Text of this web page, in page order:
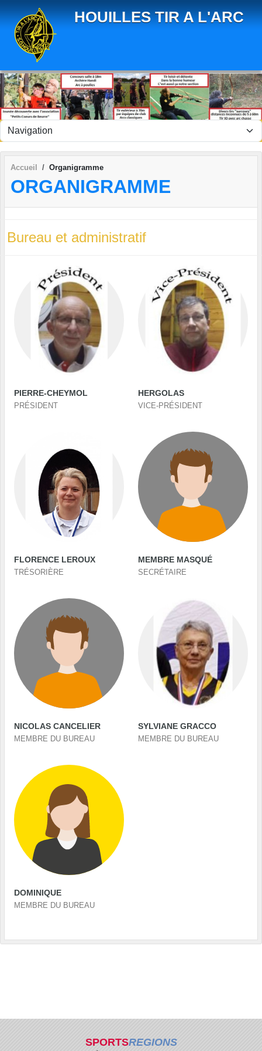
HOUILLES TIR A L'ARC
Accueil Organigramme
ORGANIGRAMME
Bureau et administratif
PIERRE-CHEYMOL
PRÉSIDENT
HERGOLAS
VICE-PRÉSIDENT
FLORENCE LEROUX
TRÉSORIÈRE
MEMBRE MASQUÉ
SECRÉTAIRE
NICOLAS CANCELIER
MEMBRE DU BUREAU
SYLVIANE GRACCO
MEMBRE DU BUREAU
DOMINIQUE
MEMBRE DU BUREAU
SPORTSREGIONS
Panneau de gestion des cookies